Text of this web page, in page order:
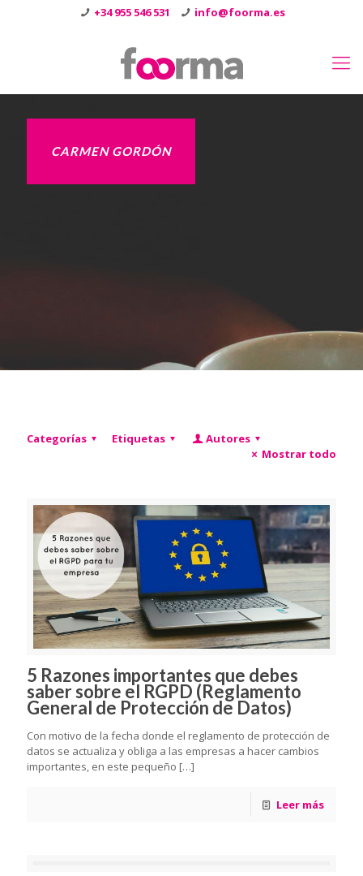
+34 955 546 531 info@foorma.es
CARMEN GORDÓN
Categorías Etiquetas
Autores
Mostrar todo
5 Razones importantes que debes
saber sobre el RGPD (Reglamento
General de Protección de Datos)
Con motivo de la fecha donde el reglamento de protección de
datos se actualiza y obliga a las empresas a hacer cambios
importantes, en este pequeño […]
Leer más